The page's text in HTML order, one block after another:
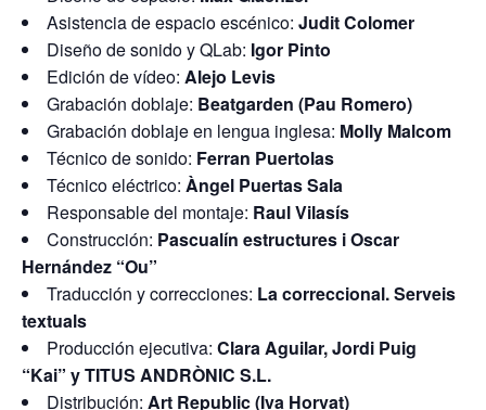
Asistencia de espacio escénico: Judit Colomer
Diseño de sonido y QLab: Igor Pinto
Edición de vídeo: Alejo Levis
Grabación doblaje: Beatgarden (Pau Romero)
Grabación doblaje en lengua inglesa: Molly Malcom
Técnico de sonido: Ferran Puertolas
Técnico eléctrico: Àngel Puertas Sala
Responsable del montaje: Raul Vilasís
Construcción: Pascualín estructures i Oscar
Hernández “Ou”
Traducción y correcciones: La correccional. Serveis
textuals
Producción ejecutiva: Clara Aguilar, Jordi Puig
“Kai” y TITUS ANDRÒNIC S.L.
Distribución: Art Republic (Iva Horvat)